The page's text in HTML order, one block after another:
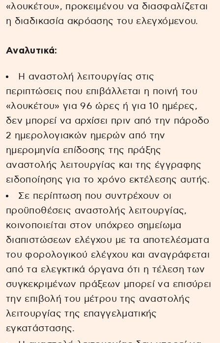
«λουκέτου», προκειμένου να διασφαλίζεται
η διαδικασία ακρόασης του ελεγχόμενου.
Αναλυτικά:
Η αναστολή λειτουργίας στις
περιπτώσεις που επιβάλλεται η ποινή του
«λουκέτου» για 96 ώρες ή για 10 ημέρες,
δεν μπορεί να αρχίσει πριν από την πάροδο
2 ημερολογιακών ημερών από την
ημερομηνία επίδοσης της πράξης
αναστολής λειτουργίας και της έγγραφης
ειδοποίησης για το χρόνο εκτέλεσης αυτής.
Σε περίπτωση που συντρέχουν οι
προϋποθέσεις αναστολής λειτουργίας,
κοινοποιείται στον υπόχρεο σημείωμα
διαπιστώσεων ελέγχου με τα αποτελέσματα
του φορολογικού ελέγχου και αναγράφεται
από τα ελεγκτικά όργανα ότι η τέλεση των
συγκεκριμένων πράξεων μπορεί να επισύρει
την επιβολή του μέτρου της αναστολής
λειτουργίας της επαγγελματικής
εγκατάστασης.